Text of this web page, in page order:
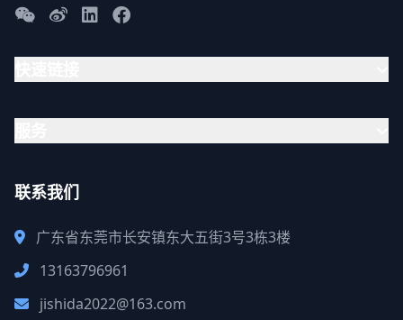
联系我们
广东省东莞市长安镇东大五街3号3栋3楼
13163796961
jishida2022@163.com